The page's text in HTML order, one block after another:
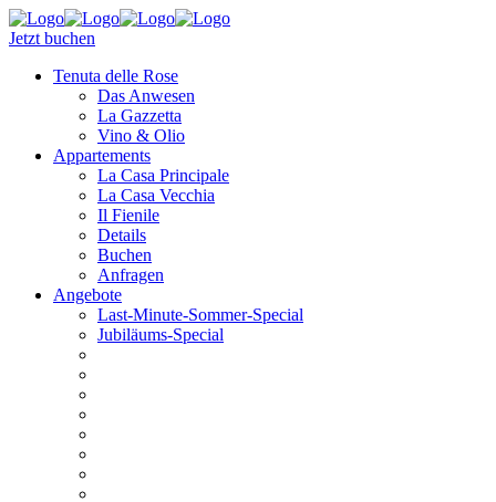
Jetzt buchen
Tenuta delle Rose
Das Anwesen
La Gazzetta
Vino & Olio
Appartements
La Casa Principale
La Casa Vecchia
Il Fienile
Details
Buchen
Anfragen
Angebote
Last-Minute-Sommer-Special
Jubiläums-Special